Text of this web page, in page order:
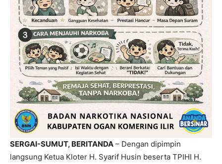
SERGAI-SUMUT, BERITANDA – Dengan dipimpin
langsung Ketua Kloter H. Syarif Husin beserta TPIHI H.